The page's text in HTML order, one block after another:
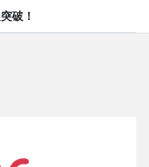
突破！